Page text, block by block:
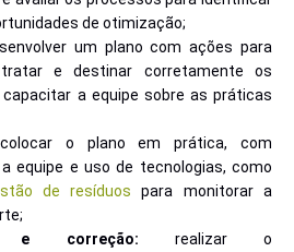
de otimização;
um plano com ações para
tratar e destinar corretamente os
a equipe sobre as práticas
o plano em prática, com
equipe e uso de tecnologias, como
de resíduos para monitorar a
e correção: realizar o